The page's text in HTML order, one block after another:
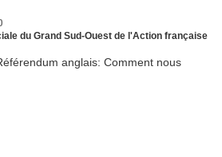
du Grand Sud-Ouest de l'Action française